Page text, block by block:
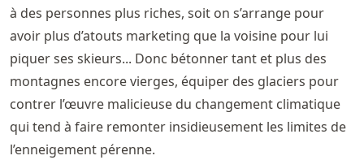
à des personnes plus riches, soit on s’arrange pour
avoir plus d’atouts marketing que la voisine pour lui
piquer ses skieurs... Donc bétonner tant et plus des
montagnes encore vierges, équiper des glaciers pour
contrer l’œuvre malicieuse du changement climatique
qui tend à faire remonter insidieusement les limites de
l’enneigement pérenne.